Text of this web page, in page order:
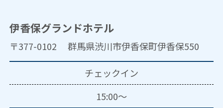
伊香保グランドホテル
〒377-0102 群馬県渋川市伊香保町伊香保550
チェックイン
15:00～